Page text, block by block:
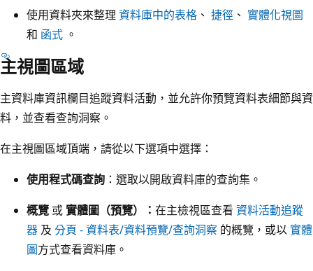
使用資料夾來整理 資料庫中的表格 、 捷徑 、 實體化視圖
和 函式 。
主視圖區域
主資料庫資訊欄目追蹤資料活動，並允許你預覽資料表細節與資
料，並查看查詢洞察。
在主視圖區域頂端，請從以下選項中選擇：
使用程式碼查詢 ：選取以開啟資料庫的查詢集。
概覽 或實體圖（預覽）： 在主檢視區查看 資料活動追蹤
器 及 分頁 - 資料表/資料預覽/查詢洞察 的概覽，或以實體
圖方式查看資料庫。